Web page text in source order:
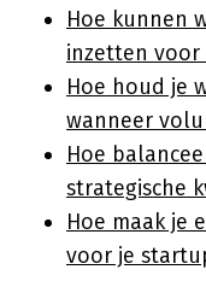
Hoe kunnen
inzetten voor
Hoe houd je
wanneer
Hoe
strategische
Hoe maak je
voor je